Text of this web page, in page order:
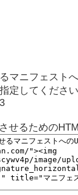
マニフェストへ
定してください
せるための